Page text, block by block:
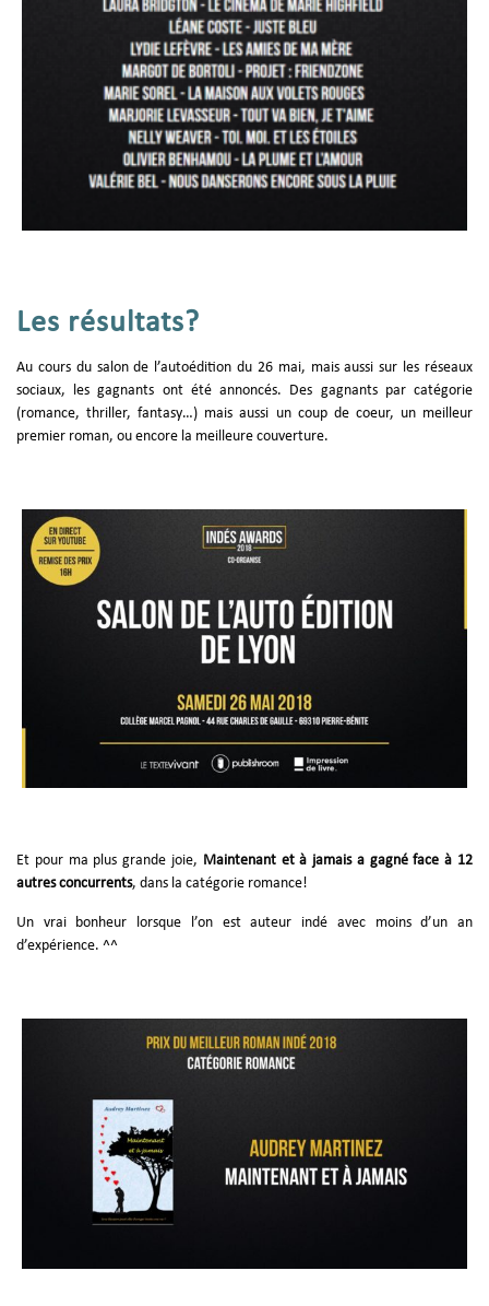
Les résultats?
Au cours du salon de l’autoédition du 26 mai, mais aussi sur les réseaux
sociaux, les gagnants ont été annoncés. Des gagnants par catégorie
(romance, thriller, fantasy…) mais aussi un coup de coeur, un meilleur
premier roman, ou encore la meilleure couverture.
Et pour ma plus grande joie, Maintenant et à jamais a gagné face à 12
autres concurrents, dans la catégorie romance!
Un vrai bonheur lorsque l’on est auteur indé avec moins d’un an
d’expérience. ^^